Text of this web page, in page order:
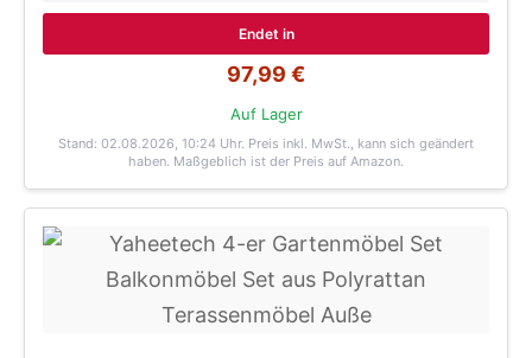
Endet in
97,99 €
Auf Lager
Stand: 02.08.2026, 10:24 Uhr. Preis inkl. MwSt., kann sich geändert
haben. Maßgeblich ist der Preis auf Amazon.